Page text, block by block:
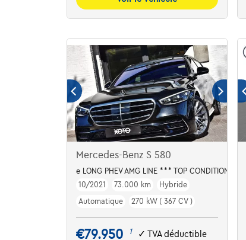
Mercedes-Benz S 580
e LONG PHEV AMG LINE *** TOP CONDITION ***
10/2021
73.000 km
Hybride
Automatique
270 kW ( 367 CV )
€79.950 1 ✓ TVA déductible